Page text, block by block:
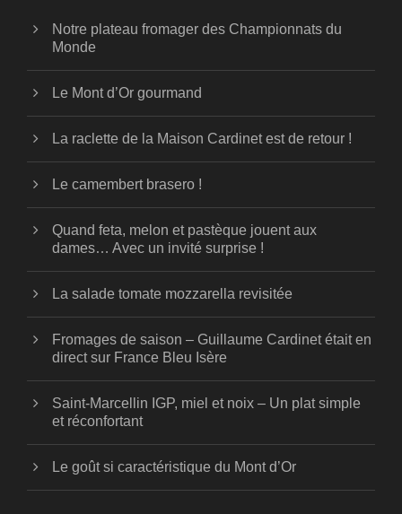
Notre plateau fromager des Championnats du
Monde
Le Mont d’Or gourmand
La raclette de la Maison Cardinet est de retour !
Le camembert brasero !
Quand feta, melon et pastèque jouent aux
dames… Avec un invité surprise !
La salade tomate mozzarella revisitée
Fromages de saison – Guillaume Cardinet était en
direct sur France Bleu Isère
Saint-Marcellin IGP, miel et noix – Un plat simple
et réconfortant
Le goût si caractéristique du Mont d’Or